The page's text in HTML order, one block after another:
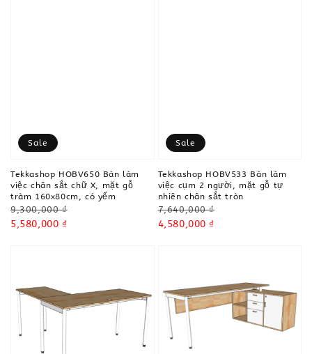
Sale
Tekkashop HOBV650 Bàn làm
việc chân sắt chữ X, mặt gỗ
tràm 160x80cm, có yếm
Regular
price
9,300,000 ₫
Sale
5,580,000 ₫
Sale
Tekkashop HOBV533 Bàn làm
việc cụm 2 người, mặt gỗ tự
nhiên chân sắt tròn
Regular
price
7,640,000 ₫
Sale
4,580,000 ₫